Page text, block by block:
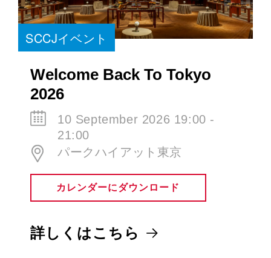
SCCJイベント
2026
10 September 2026 19:00 -
21:00
パークハイアット東京
カレンダーにダウンロード